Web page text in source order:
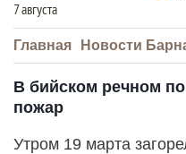
7 августа
Главная Новости
В бийском речном
пожар
Утром 19 марта